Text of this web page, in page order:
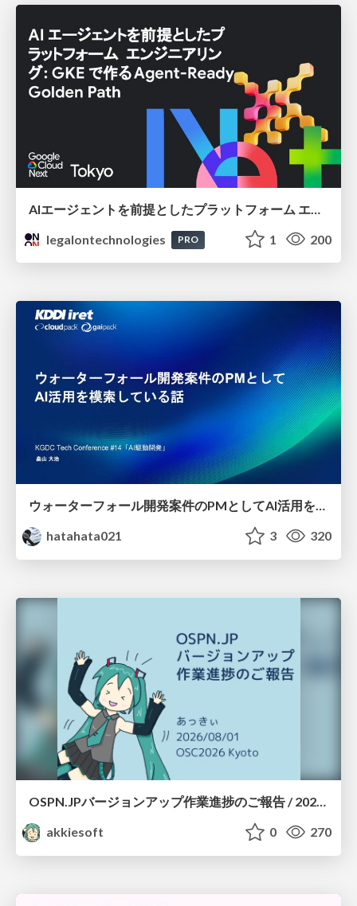
legalontechnologies
PRO 1 200
ウォーターフォール開発案件のPMとしてAI活用を模索している話
hatahata021
3 320
OSPN.JPバージョンアップ作業進捗のご報告 / 20260801-osc26kyoto
akkiesoft
0 270